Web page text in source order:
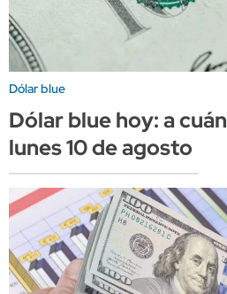
Dólar blue
Dólar blue hoy: a
lunes 10 de agosto